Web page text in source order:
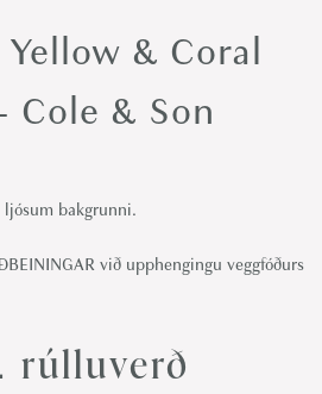
& Coral
Cole & Son
rúlluverð
bakgrunni.
við upphengingu veggfóðurs